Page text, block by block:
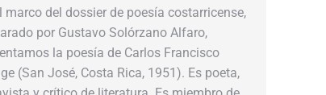
marco del dossier de poesía costarricense,
por Gustavo Solórzano Alfaro,
la poesía de Carlos Francisco
(San José, Costa Rica, 1951). Es poeta,